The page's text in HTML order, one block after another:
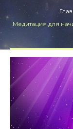
Медитация для